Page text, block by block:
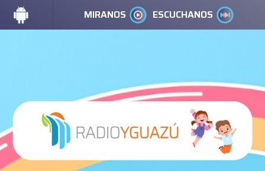
MIRANOS ESCUCHANOS